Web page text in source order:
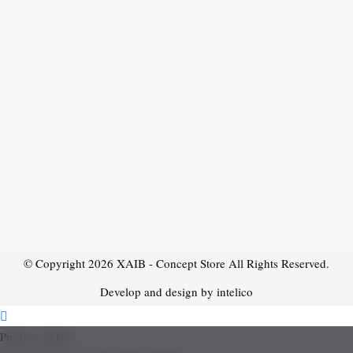
© Copyright 2026 XAIB - Concept Store All Rights Reserved.
Develop and design by intelico
Product added!